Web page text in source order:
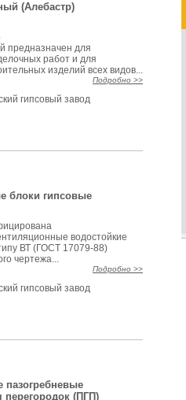
(Алебастр)
предназначен для
работ и для
изделий всех видов...
Подробно >>
гипсовый завод
блоки гипсовые
водостойкие
ВТ (ГОСТ 17079-88)
чертежа...
Подробно >>
гипсовый завод
пазогребневые
перегородок (ПГП)